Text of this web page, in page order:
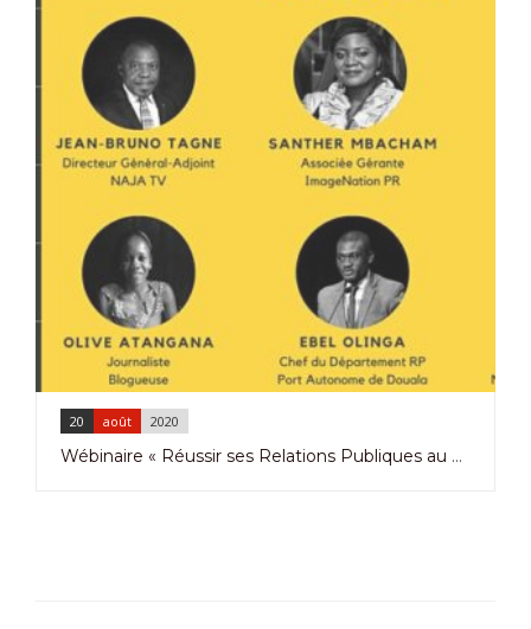
20 août 2020
Wébinaire « Réussir ses Relations Publiques au Cameroun » par Naole Média